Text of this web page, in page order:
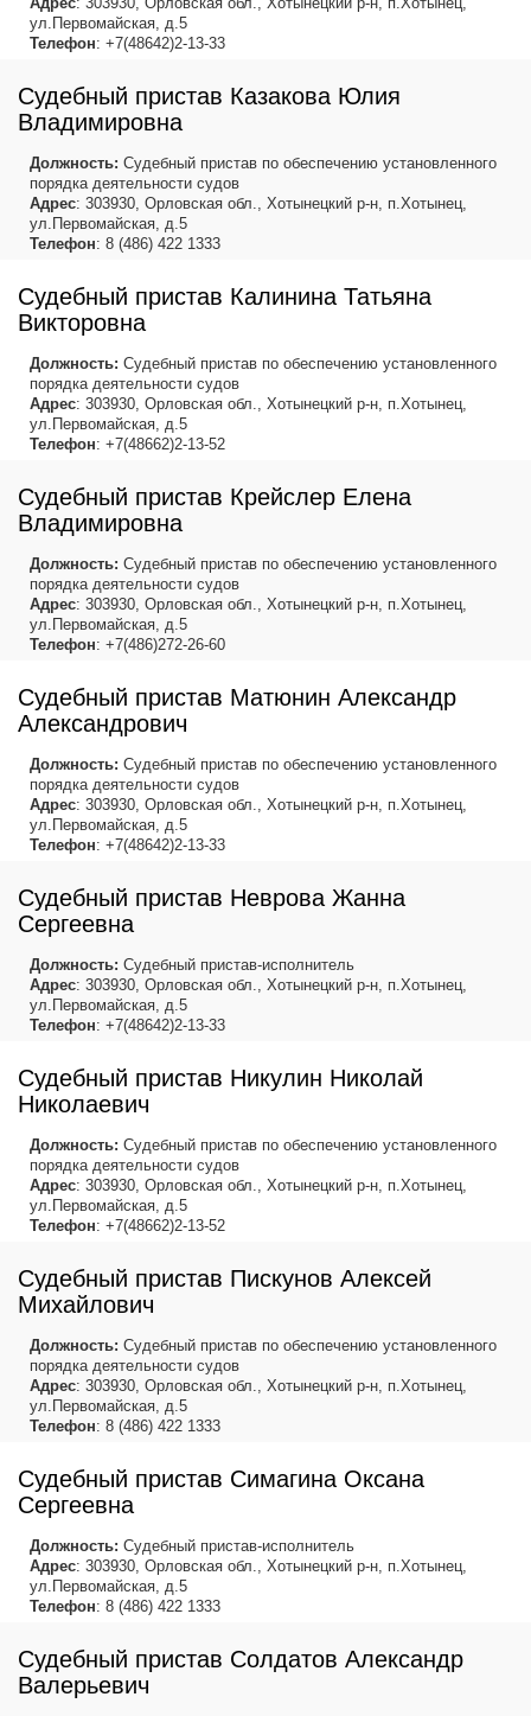
ул.Первомайская, д.5
Телефон: +7(48642)2-13-33
Судебный пристав Казакова Юлия
Владимировна
Должность: Судебный пристав по обеспечению установленного
порядка деятельности судов
Адрес: 303930, Орловская обл., Хотынецкий р-н, п.Хотынец,
ул.Первомайская, д.5
Телефон: 8 (486) 422 1333
Судебный пристав Калинина Татьяна
Викторовна
Должность: Судебный пристав по обеспечению установленного
порядка деятельности судов
Адрес: 303930, Орловская обл., Хотынецкий р-н, п.Хотынец,
ул.Первомайская, д.5
Телефон: +7(48662)2-13-52
Судебный пристав Крейслер Елена
Владимировна
Должность: Судебный пристав по обеспечению установленного
порядка деятельности судов
Адрес: 303930, Орловская обл., Хотынецкий р-н, п.Хотынец,
ул.Первомайская, д.5
Телефон: +7(486)272-26-60
Судебный пристав Матюнин Александр
Александрович
Должность: Судебный пристав по обеспечению установленного
порядка деятельности судов
Адрес: 303930, Орловская обл., Хотынецкий р-н, п.Хотынец,
ул.Первомайская, д.5
Телефон: +7(48642)2-13-33
Судебный пристав Неврова Жанна
Сергеевна
Должность: Судебный пристав-исполнитель
Адрес: 303930, Орловская обл., Хотынецкий р-н, п.Хотынец,
ул.Первомайская, д.5
Телефон: +7(48642)2-13-33
Судебный пристав Никулин Николай
Николаевич
Должность: Судебный пристав по обеспечению установленного
порядка деятельности судов
Адрес: 303930, Орловская обл., Хотынецкий р-н, п.Хотынец,
ул.Первомайская, д.5
Телефон: +7(48662)2-13-52
Судебный пристав Пискунов Алексей
Михайлович
Должность: Судебный пристав по обеспечению установленного
порядка деятельности судов
Адрес: 303930, Орловская обл., Хотынецкий р-н, п.Хотынец,
ул.Первомайская, д.5
Телефон: 8 (486) 422 1333
Судебный пристав Симагина Оксана
Сергеевна
Должность: Судебный пристав-исполнитель
Адрес: 303930, Орловская обл., Хотынецкий р-н, п.Хотынец,
ул.Первомайская, д.5
Телефон: 8 (486) 422 1333
Судебный пристав Солдатов Александр
Валерьевич